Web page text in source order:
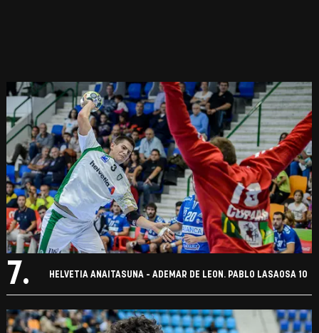
7. HELVETIA ANAITASUNA - ADEMAR DE LEON. PABLO LASAOSA 10